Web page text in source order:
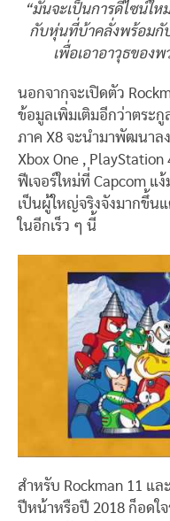
“มันจะเป็นการดีไซน์ให
กับหุ่นที่บ้าคลั่งพร้อมกั
เพื่อเอาอาวุธของ
นอกจากจะเปิดตัว
ข้อมูลเพิ่มเติมอีกว่าตระกู
ภาค X8 จะนำมาพัฒนาล
Xbox One ,
ฟีเจอร์ใหม่ที่ Capcom แ
เป็นผู้ใหญ่จริงจังมากขึ้นแ
ในอีกเร็ว ๆ นี้
สำหรับ Rockman 11 แล
ปีหน้าหรือปี 2018 ก็อดใ